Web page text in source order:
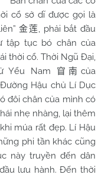
cổ sở dĩ được gọi là
金莲, phải bắt đầu
tập tục bó chân của
thời cổ. Thời Ngũ Đại,
Yểu Nam 窅南của
Đường Hậu chủ Lí Dục
đôi chân của mình có
nhẹ nhàng, lại thêm
múa rất đẹp. Lí Hậu
phi tần khác cũng
này truyền đến dân
lưu hành. Đến thời